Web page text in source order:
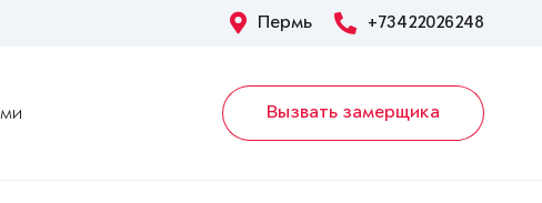
Пермь +73422026248
Вызвать замерщика